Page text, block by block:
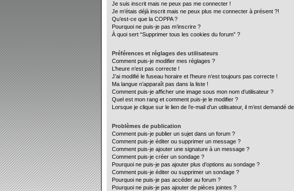
Je suis inscrit mais ne peux pas me connecter !
Je m’étais déjà inscrit mais ne peux plus me connecter à présent ?!
Qu’est-ce que la COPPA ?
Pourquoi ne puis-je pas m’inscrire ?
À quoi sert “Supprimer tous les cookies du forum” ?
Préférences et réglages des utilisateurs
Comment puis-je modifier mes réglages ?
L’heure n’est pas correcte !
J’ai modifié le fuseau horaire et l’heure n’est toujours pas correcte !
Ma langue n’apparaît pas dans la liste !
Comment puis-je afficher une image sous mon nom d’utilisateur ?
Quel est mon rang et comment puis-je le modifier ?
Lorsque je clique sur le lien de l’e-mail d’un utilisateur, il m’est demandé
Problèmes de publication
Comment puis-je publier un sujet dans un forum ?
Comment puis-je éditer ou supprimer un message ?
Comment puis-je ajouter une signature à un message ?
Comment puis-je créer un sondage ?
Pourquoi ne puis-je pas ajouter plus d’options au sondage ?
Comment puis-je éditer ou supprimer un sondage ?
Pourquoi ne puis-je pas accéder au forum ?
Pourquoi ne puis-je pas ajouter de pièces jointes ?